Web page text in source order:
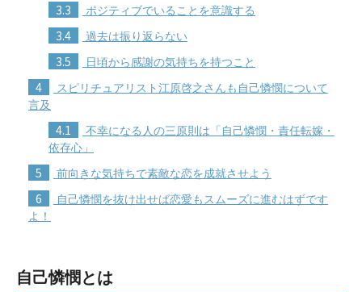
3.3 ポジティブでいることを意識する
3.4 過去は振り返らない
3.5 日頃から感謝の気持ちを持つこと
4
スピリチュアリスト江原啓之さんも自己憐憫について
言及
4.1
不幸になる人の三原則は「自己憐憫・責任転嫁・
依存心」
5 前向きな気持ちで素敵な恋を成就させよう
6
自己憐憫を抜け出せば恋愛もスムーズに進むはずです
よ！
自己憐憫とは